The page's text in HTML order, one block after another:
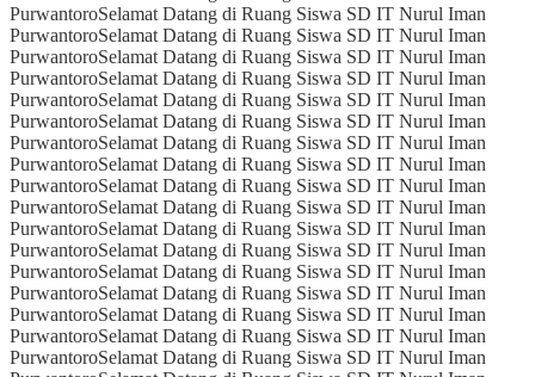
PurwantoroSelamat Datang di Ruang Siswa SD IT Nurul Iman
PurwantoroSelamat Datang di Ruang Siswa SD IT Nurul Iman
PurwantoroSelamat Datang di Ruang Siswa SD IT Nurul Iman
PurwantoroSelamat Datang di Ruang Siswa SD IT Nurul Iman
PurwantoroSelamat Datang di Ruang Siswa SD IT Nurul Iman
PurwantoroSelamat Datang di Ruang Siswa SD IT Nurul Iman
PurwantoroSelamat Datang di Ruang Siswa SD IT Nurul Iman
PurwantoroSelamat Datang di Ruang Siswa SD IT Nurul Iman
PurwantoroSelamat Datang di Ruang Siswa SD IT Nurul Iman
PurwantoroSelamat Datang di Ruang Siswa SD IT Nurul Iman
PurwantoroSelamat Datang di Ruang Siswa SD IT Nurul Iman
PurwantoroSelamat Datang di Ruang Siswa SD IT Nurul Iman
PurwantoroSelamat Datang di Ruang Siswa SD IT Nurul Iman
PurwantoroSelamat Datang di Ruang Siswa SD IT Nurul Iman
PurwantoroSelamat Datang di Ruang Siswa SD IT Nurul Iman
PurwantoroSelamat Datang di Ruang Siswa SD IT Nurul Iman
PurwantoroSelamat Datang di Ruang Siswa SD IT Nurul Iman